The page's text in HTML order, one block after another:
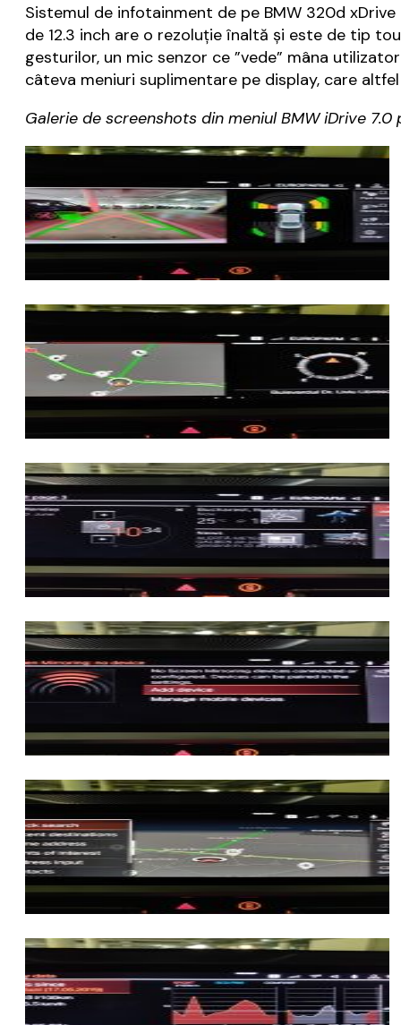
Sistemul de infotainment de pe BMW 320d
de 12.3 inch are o rezoluție înaltă și este de tip
gesturilor, un mic senzor ce ”vede” mâna
câteva meniuri suplimentare pe display, care
Galerie de screenshots din meniul BMW iDrive